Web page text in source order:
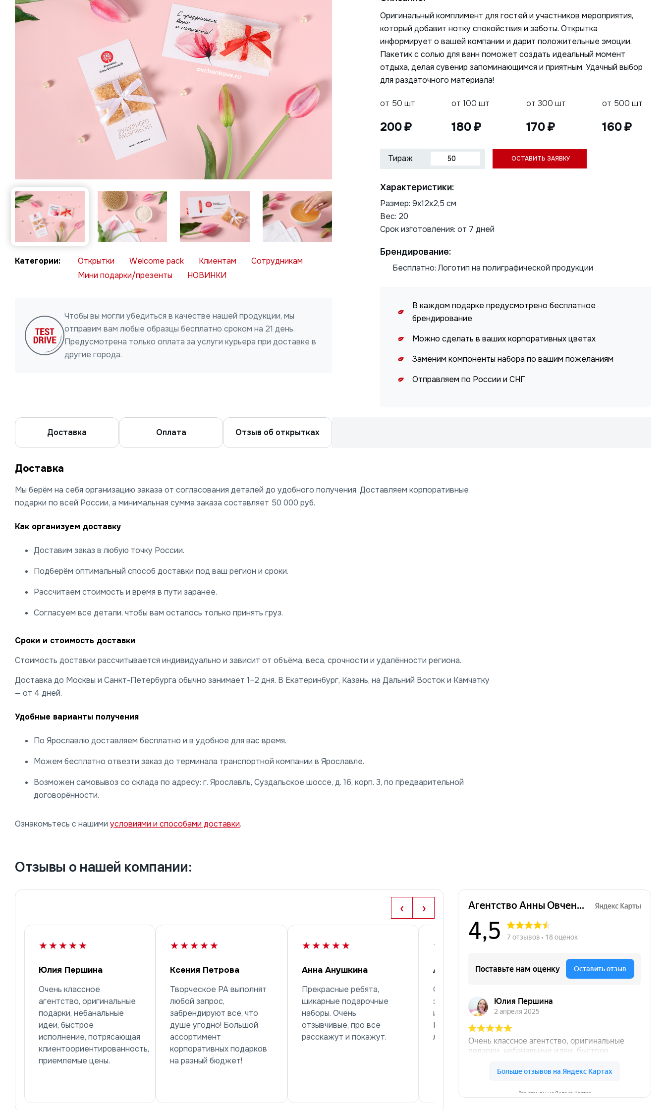
Открытки Welcome pack Клиентам
Сотрудникам
Мини подарки/презенты
НОВИНКИ
Чтобы вы могли убедиться в качестве нашей продукции, мы
отправим вам любые образцы бесплатно сроком на 21 день.
Предусмотрена только оплата за услуги курьера при доставке в
другие города.
Оригинальный комплимент для гостей и участников мероприятия,
который добавит нотку спокойствия и заботы. Открытка
информирует о вашей компании и дарит положительные эмоции.
Пакетик с солью для ванн поможет создать идеальный момент
отдыха, делая сувенир запоминающимся и приятным. Удачный выбор
для раздаточного материала!
от 50 шт
200
от 100 шт
180
от 300 шт
170
от 500 шт
160
Характеристики:
Размер: 9х12х2,5 см
Вес: 20
Срок изготовления: от 7 дней
Брендирование:
Бесплатно: Логотип на полиграфической продукции
В каждом подарке предусмотрено бесплатное
брендирование
Можно сделать в ваших корпоративных цветах
Заменим компоненты набора по вашим пожеланиям
Отправляем по России и СНГ
Доставка Оплата Отзыв об открытках
Доставка
Мы берём на себя организацию заказа от согласования деталей до удобного получения. Доставляем корпоративные
подарки по всей России, а минимальная сумма заказа составляет 50 000 руб.
Как организуем доставку
Доставим заказ в любую точку России.
Подберём оптимальный способ доставки под ваш регион и сроки.
Рассчитаем стоимость и время в пути заранее.
Согласуем все детали, чтобы вам осталось только принять груз.
Сроки и стоимость доставки
Стоимость доставки рассчитывается индивидуально и зависит от объёма, веса, срочности и удалённости региона.
Доставка до Москвы и Санкт-Петербурга обычно занимает 1–2 дня. В Екатеринбург, Казань, на Дальний Восток и Камчатку
— от 4 дней.
Удобные варианты получения
По Ярославлю доставляем бесплатно и в удобное для вас время.
Можем бесплатно отвезти заказ до терминала транспортной компании в Ярославле.
Возможен самовывоз со склада по адресу: г. Ярославль, Суздальское шоссе, д. 16, корп. 3, по предварительной
договорённости.
Ознакомьтесь с нашими условиями и способами доставки.
Отзывы о нашей компании:
‹ ›
★★★★★
Юлия Першина
Очень классное
агентство, оригинальные
подарки, небанальные
идеи, быстрое
исполнение, потрясающая
клиентоориентированность,
приемлемые цены.
★★★★★
Ксения Петрова
Творческое РА выполнят
любой запрос,
забрендируют все, что
душе угодно! Большой
ассортимент
корпоративных подарков
на разный бюджет!
★★★★★
Анна Анушкина
Прекрасные ребята,
шикарные подарочные
наборы. Очень
отзывчивые, про все
расскажут и покажут.
★★★★★
Артур
Обратились в агенство с
задачей сделать классный
и креативный мерч!
Ребята ! Вы просто
лучшие
Все отзывы на Яндекс Картах
Нажимая на кнопку, я даю
согласие на обработку
ОТПРАВИТЬ
Нажимая на кнопку, я даю
персональных данных
ОТПРАВИТЬ